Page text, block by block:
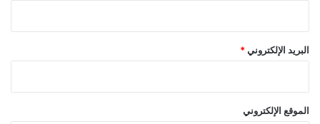
البريد الإلكتروني *
الموقع الإلكتروني